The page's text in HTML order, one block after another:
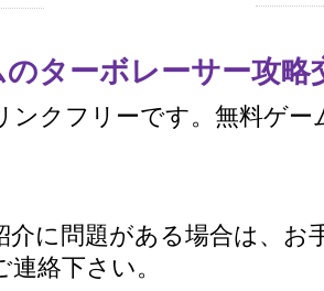
ターボレーサー攻
ンクフリーです。無料ゲー
介に問題がある場合は、お
連絡下さい。